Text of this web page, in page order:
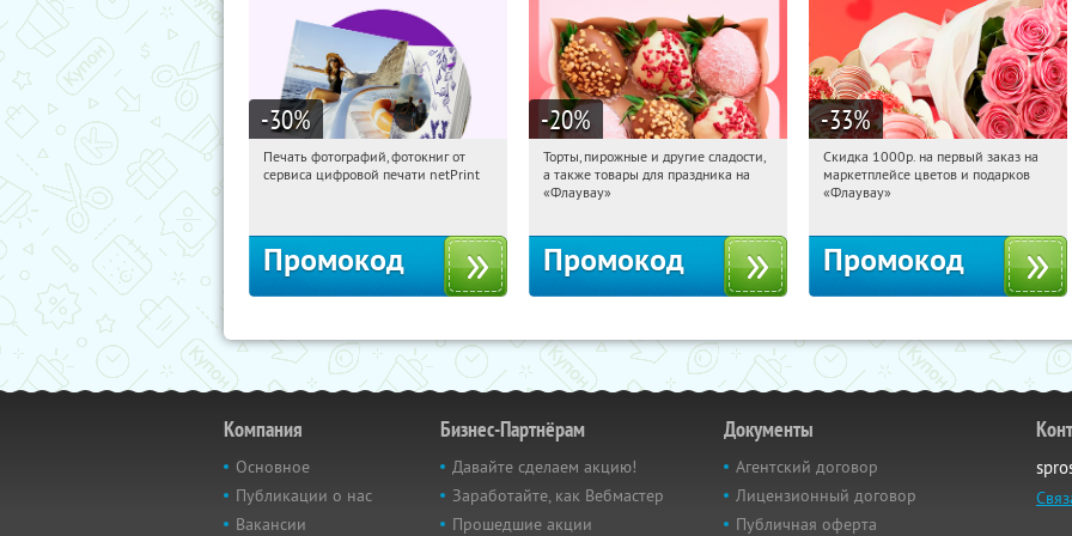
-30%
16:12:20 Получили:
Печать фотографий, фотокниг от
сервиса цифровой печати netPrint
Промокод
-20%
16:12:20 Получили:
Россия
Торты, пирожные и другие сладости,
а также товары для праздника на
«Флаувау»
Промокод
-33%
16:12:20 Получили:
Россия
Скидка 1000р. на первый заказ на
маркетплейсе цветов и подарков
«Флаувау»
Промокод
Компания
Основное
Публикации о нас
Вакансии
Бизнес-Партнёрам
Давайте сделаем акцию!
Заработайте, как Вебмастер
Прошедшие акции
Документы
Агентский договор
Лицензионный договор
Публичная оферта